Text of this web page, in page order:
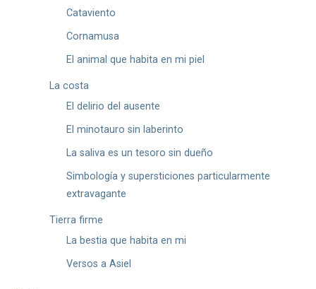
Cataviento
Cornamusa
El animal que habita en mi piel
La costa
El delirio del ausente
El minotauro sin laberinto
La saliva es un tesoro sin dueño
Simbología y supersticiones particularmente
extravagante
Tierra firme
La bestia que habita en mi
Versos a Asiel